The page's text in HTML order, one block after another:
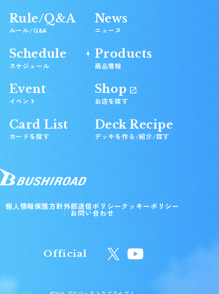
Rule/Q&A
ルール/Q&A
News
ニュース
Schedule
スケジュール
Products
商品情報
Event
イベント
Shop
お店を探す
Card List
カードを探す
Deck Recipe
デッキを作る/紹介/探す
個人情報保護方針外部送信ポリシークッキーポリシー
お問い合わせ
Official